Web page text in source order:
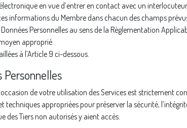
en vue d’entrer en contact avec un
informations du Membre dans chacun des champs
Personnelles au sens de la Réglementation
approprié.
à l’Article 9 ci-dessous.
Personnelles
de votre utilisation des Services est strictement
techniques appropriées pour préserver la sécurité,
des Tiers non autorisés y aient accès.